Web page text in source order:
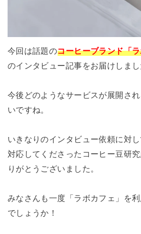
今回は話題のコーヒーブランド「
のインタビュー記事をお届けしまし
今後どのようなサービスが展開さ
いですね。
いきなりのインタビュー依頼に対
対応してくださったコーヒー豆研
りがとうございました。
みなさんも一度「ラボカフェ」を
でしょうか！